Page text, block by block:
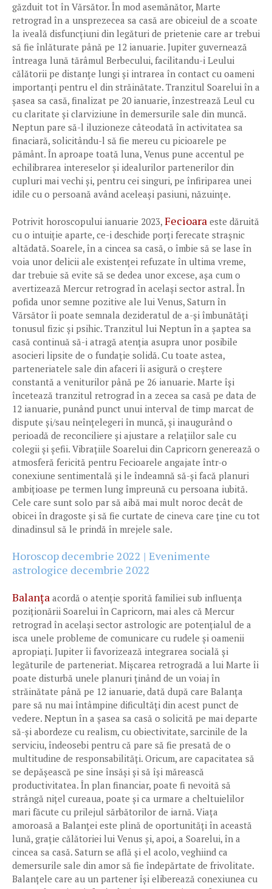
găzduit tot în Vărsător. În mod asemănător, Marte
retrograd în a unsprezecea sa casă are obiceiul de a scoate
la iveală disfuncțiuni din legături de prietenie care ar trebui
să fie înlăturate până pe 12 ianuarie. Jupiter guvernează
întreaga lună tărâmul Berbecului, facilitandu-i Leului
călătorii pe distanțe lungi și intrarea în contact cu oameni
importanți pentru el din străinătate. Tranzitul Soarelui în a
șasea sa casă, finalizat pe 20 ianuarie, înzestrează Leul cu
cu claritate și clarviziune în demersurile sale din muncă.
Neptun pare să-l iluzioneze câteodată în activitatea sa
finaciară, solicitându-l să fie mereu cu picioarele pe
pământ. În aproape toată luna, Venus pune accentul pe
echilibrarea intereselor și idealurilor partenerilor din
cupluri mai vechi și, pentru cei singuri, pe înfiriparea unei
idile cu o persoană având aceleași pasiuni, năzuințe.
Potrivit horoscopului ianuarie 2023, Fecioara este dăruită
cu o intuiție aparte, ce-i deschide porți ferecate strașnic
altădată. Soarele, în a cincea sa casă, o îmbie să se lase în
voia unor delicii ale existenței refuzate în ultima vreme,
dar trebuie să evite să se dedea unor excese, așa cum o
avertizează Mercur retrograd în același sector astral. În
pofida unor semne pozitive ale lui Venus, Saturn în
Vărsător îi poate semnala dezideratul de a-și îmbunătăți
tonusul fizic și psihic. Tranzitul lui Neptun în a șaptea sa
casă continuă să-i atragă atenția asupra unor posibile
asocieri lipsite de o fundație solidă. Cu toate astea,
parteneriatele sale din afaceri îi asigură o creștere
constantă a veniturilor până pe 26 ianuarie. Marte își
încetează tranzitul retrograd în a zecea sa casă pe data de
12 ianuarie, punând punct unui interval de timp marcat de
dispute și/sau neînțelegeri în muncă, și inaugurând o
perioadă de reconciliere și ajustare a relațiilor sale cu
colegii și șefii. Vibrațiile Soarelui din Capricorn generează o
atmosferă fericită pentru Fecioarele angajate într-o
conexiune sentimentală și le îndeamnă să-și facă planuri
ambițioase pe termen lung împreună cu persoana iubită.
Cele care sunt solo par să aibă mai mult noroc decât de
obicei în dragoste și să fie curtate de cineva care ține cu tot
dinadinsul să le prindă în mrejele sale.
Horoscop decembrie 2022 | Evenimente
astrologice decembrie 2022
Balanța acordă o atenție sporită familiei sub influența
poziționării Soarelui în Capricorn, mai ales că Mercur
retrograd în același sector astrologic are potențialul de a
isca unele probleme de comunicare cu rudele și oamenii
apropiați. Jupiter îi favorizează integrarea socială și
legăturile de parteneriat. Mișcarea retrogradă a lui Marte îi
poate disturbă unele planuri ținând de un voiaj în
străinătate până pe 12 ianuarie, dată după care Balanța
pare să nu mai întâmpine dificultăți din acest punct de
vedere. Neptun în a șasea sa casă o solicită pe mai departe
să-și abordeze cu realism, cu obiectivitate, sarcinile de la
serviciu, îndeosebi pentru că pare să fie presată de o
multitudine de responsabilități. Oricum, are capacitatea să
se depășească pe sine însăși și să își mărească
productivitatea. În plan financiar, poate fi nevoită să
strângă nițel cureaua, poate și ca urmare a cheltuielilor
mari făcute cu prilejul sărbătorilor de iarnă. Viața
amoroasă a Balanței este plină de oportunități în această
lună, grație călătoriei lui Venus și, apoi, a Soarelui, în a
cincea sa casă. Saturn se află și el acolo, veghiind ca
demersurile sale din amor să fie îndepărtate de frivolitate.
Balanțele care au un partener își eliberează conexiunea cu